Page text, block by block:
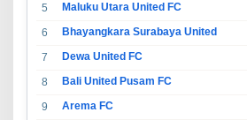
5
Maluku Utara United FC
6
Bhayangkara Surabaya United
7
Dewa United FC
8
Bali United Pusam FC
9
Arema FC